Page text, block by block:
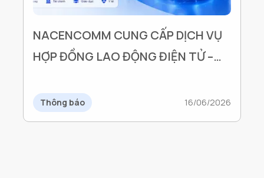
NACENCOMM CUNG CẤP DỊCH VỤ
HỢP ĐỒNG LAO ĐỘNG ĐIỆN TỬ –
DOANH NGHIỆP TRONG GIAI ĐOẠN
CHUYỂN ĐỔI SỐ
Thông báo 16/06/2026